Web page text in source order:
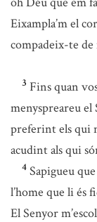
Eixampla’m el
compadeix-te de
3 Fins quan
menyspreareu el
preferint els qui
acudint als qui
4 Sapigueu
l’home que li és
El Senyor